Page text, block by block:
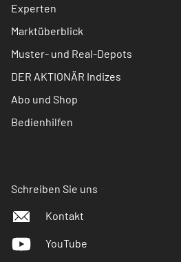
Experten
Marktüberblick
Muster- und Real-Depots
DER AKTIONÄR Indizes
Abo und Shop
Bedienhilfen
Schreiben Sie uns
Kontakt
YouTube